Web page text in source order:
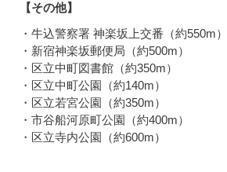
【その他】
・牛込警察署 神楽坂上交番（約550m）
・新宿神楽坂郵便局（約500m）
・区立中町図書館（約350m）
・区立中町公園（約140m）
・区立若宮公園（約350m）
・市谷船河原町公園（約400m）
・区立寺内公園（約600m）